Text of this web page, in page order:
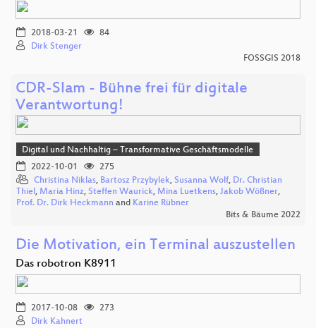
2018-03-21
84
Dirk Stenger
FOSSGIS 2018
CDR-Slam - Bühne frei für digitale
Verantwortung!
Digital und Nachhaltig – Transformative Geschäftsmodelle
2022-10-01
275
Christina Niklas, Bartosz Przybylek, Susanna Wolf, Dr. Christian
Thiel, Maria Hinz, Steffen Waurick, Mina Luetkens, Jakob Wößner,
Prof. Dr. Dirk Heckmann and Karine Rübner
Bits & Bäume 2022
Die Motivation, ein Terminal auszustellen
Das robotron K8911
2017-10-08
273
Dirk Kahnert